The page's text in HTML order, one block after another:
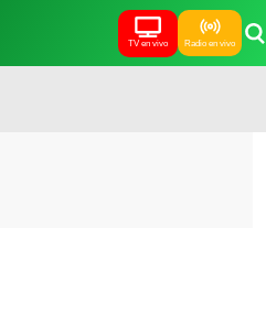
TV en vivo Radio en vivo